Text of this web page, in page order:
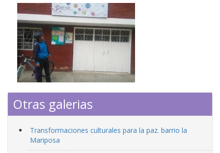
Otras galerias
Transformaciones culturales para la paz. barrio la
Mariposa